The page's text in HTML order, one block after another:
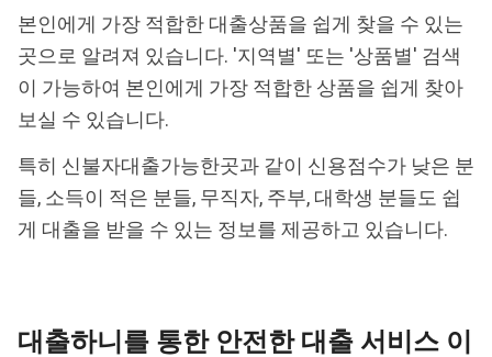
본인에게 가장 적합한 대출상품을 쉽게 찾을 수 있는
곳으로 알려져 있습니다. '지역별' 또는 '상품별' 검색
이 가능하여 본인에게 가장 적합한 상품을 쉽게 찾아
보실 수 있습니다.
특히 신불자대출가능한곳과 같이 신용점수가 낮은 분
들, 소득이 적은 분들, 무직자, 주부, 대학생 분들도 쉽
게 대출을 받을 수 있는 정보를 제공하고 있습니다.
대출하니를 통한 안전한 대출 서비스 이